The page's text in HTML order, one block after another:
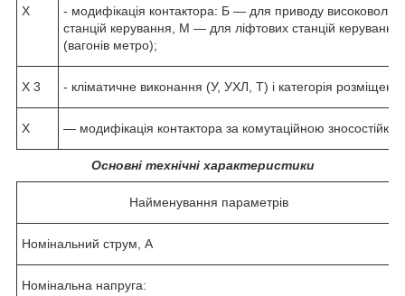
X
- модифікація контактора: Б — для приводу
станцій керування, М — для ліфтових станцій
(вагонів метро);
X 3 - кліматичне виконання (У, УХЛ, Т) і категорія
X — модифікація контактора за комутаційною
Основні технічні характеристики
Найменування параметрів
Номінальний струм, А
Номінальна напруга: